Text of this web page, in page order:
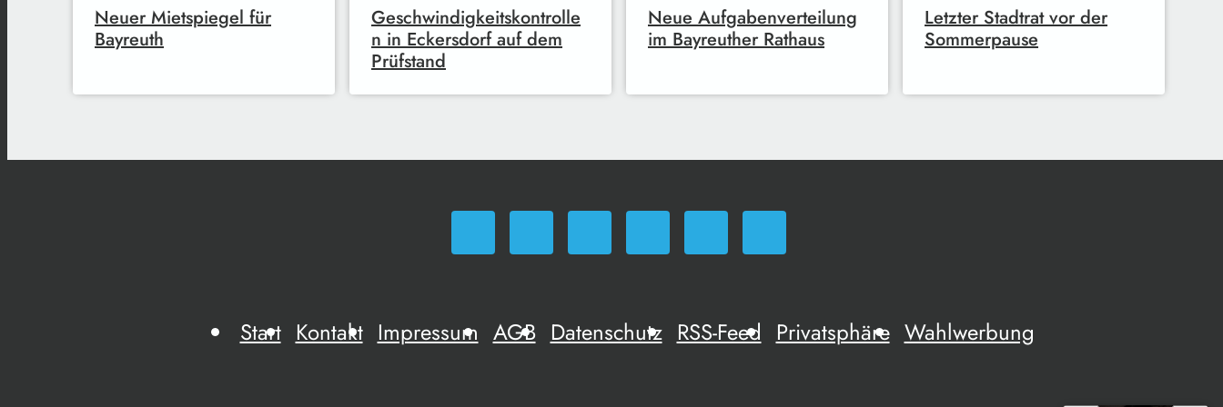
Neuer Mietspiegel für
Bayreuth
Geschwindigkeitskontrolle
n in Eckersdorf auf dem
Prüfstand
Neue Aufgabenverteilung
im Bayreuther Rathaus
Letzter Stadtrat vor der
Sommerpause
Start Kontakt Impressum AGB Datenschutz RSS-Feed Privatsphäre Wahlwerbung